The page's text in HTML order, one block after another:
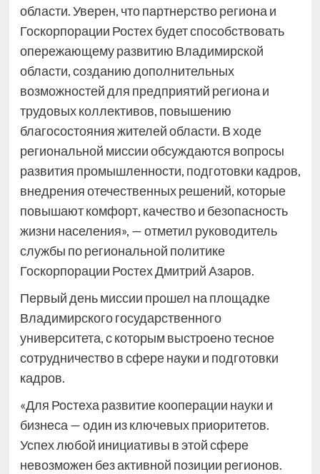
области. Уверен, что партнерство региона и
Госкорпорации Ростех будет способствовать
опережающему развитию Владимирской
области, созданию дополнительных
возможностей для предприятий региона и
трудовых коллективов, повышению
благосостояния жителей области. В ходе
региональной миссии обсуждаются вопросы
развития промышленности, подготовки кадров,
внедрения отечественных решений, которые
повышают комфорт, качество и безопасность
жизни населения», — отметил руководитель
службы по региональной политике
Госкорпорации Ростех Дмитрий Азаров.
Первый день миссии прошел на площадке
Владимирского государственного
университета, с которым выстроено тесное
сотрудничество в сфере науки и подготовки
кадров.
«Для Ростеха развитие кооперации науки и
бизнеса — один из ключевых приоритетов.
Успех любой инициативы в этой сфере
невозможен без активной позиции регионов.